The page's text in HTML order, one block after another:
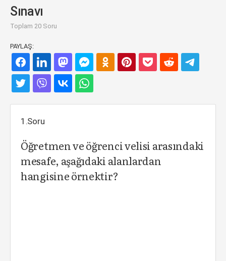
Sınavı
Toplam 20 Soru
PAYLAŞ:
1.Soru
Öğretmen ve öğrenci velisi arasındaki
mesafe, aşağıdaki alanlardan
hangisine örnektir?